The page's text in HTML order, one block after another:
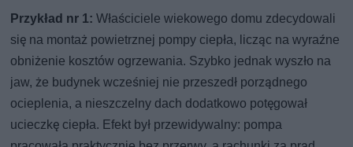
Przykład nr 1: Właściciele wiekowego domu zdecydowali
się na montaż powietrznej pompy ciepła, licząc na wyraźne
obniżenie kosztów ogrzewania. Szybko jednak wyszło na
jaw, że budynek wcześniej nie przeszedł porządnego
ocieplenia, a nieszczelny dach dodatkowo potęgował
ucieczkę ciepła. Efekt był przewidywalny: pompa